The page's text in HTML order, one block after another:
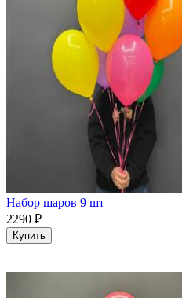
Набор шаров 9 шт
2290 ₽
Купить